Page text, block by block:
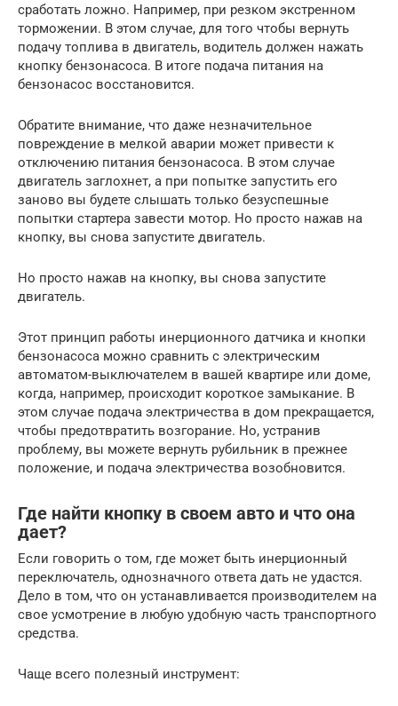
сработать ложно. Например, при резком экстренном
торможении. В этом случае, для того чтобы вернуть
подачу топлива в двигатель, водитель должен нажать
кнопку бензонасоса. В итоге подача питания на
бензонасос восстановится.
Обратите внимание, что даже незначительное
повреждение в мелкой аварии может привести к
отключению питания бензонасоса. В этом случае
двигатель заглохнет, а при попытке запустить его
заново вы будете слышать только безуспешные
попытки стартера завести мотор. Но просто нажав на
кнопку, вы снова запустите двигатель.
Но просто нажав на кнопку, вы снова запустите
двигатель.
Этот принцип работы инерционного датчика и кнопки
бензонасоса можно сравнить с электрическим
автоматом-выключателем в вашей квартире или доме,
когда, например, происходит короткое замыкание. В
этом случае подача электричества в дом прекращается,
чтобы предотвратить возгорание. Но, устранив
проблему, вы можете вернуть рубильник в прежнее
положение, и подача электричества возобновится.
Где найти кнопку в своем авто и что она
дает?
Если говорить о том, где может быть инерционный
переключатель, однозначного ответа дать не удастся.
Дело в том, что он устанавливается производителем на
свое усмотрение в любую удобную часть транспортного
средства.
Чаще всего полезный инструмент: